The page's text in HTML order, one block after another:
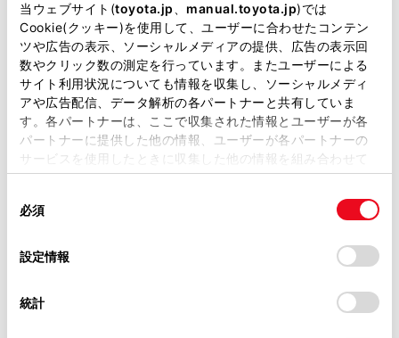
当ウェブサイト(toyota.jp manual.toyota.jp)では
Cookie(クッキー)を使用して、ユーザーに合わせたコンテン
ツや広告の表示、ソーシャルメディアの提供、広告の表示回
数やクリック数の測定を行っています。またユーザーによる
サイト利用状況についても情報を収集し、ソーシャルメディ
アや広告配信、データ解析の各パートナーと共有していま
す。各パートナーは、ここで収集された情報とユーザーが各
パートナーに提供した他の情報、ユーザーが各パートナーの
サービスを使用したときに収集した他の情報を組み合わせて
使用することがあります。当ウェブサイトの使用を続行する
デバイスにすべてのCookie(クッキー)が保存されることに同
意したことになります。Cookie(クッキー)のオプトアウト、
設定の変更、同意を撤回したりするにあたっては、当社の
「Cookie（クッキー）情報の取り扱いについて
」をご覧くだ
必須
設定情報
統計
3